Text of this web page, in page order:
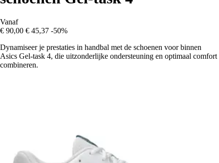
Vanaf
€ 90,00 € 45,37 -50%
Dynamiseer je prestaties in handbal met de schoenen voor binnen
Asics Gel-task 4, die uitzonderlijke ondersteuning en optimaal comfort
combineren.